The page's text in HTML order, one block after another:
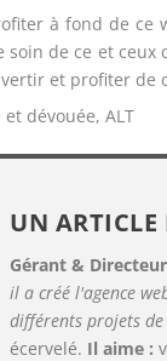
à fond de
soin de ce et
et profiter de
dévouée, ALT
UN ARTICLE
Gérant &
il a créé l'agence
différents projets
écervelé. Il aime :